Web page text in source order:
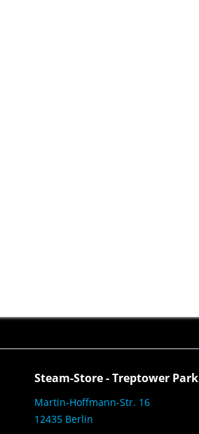
Steam-Store - Treptower Park
Martin-Hoffmann-Str. 16
12435 Berlin